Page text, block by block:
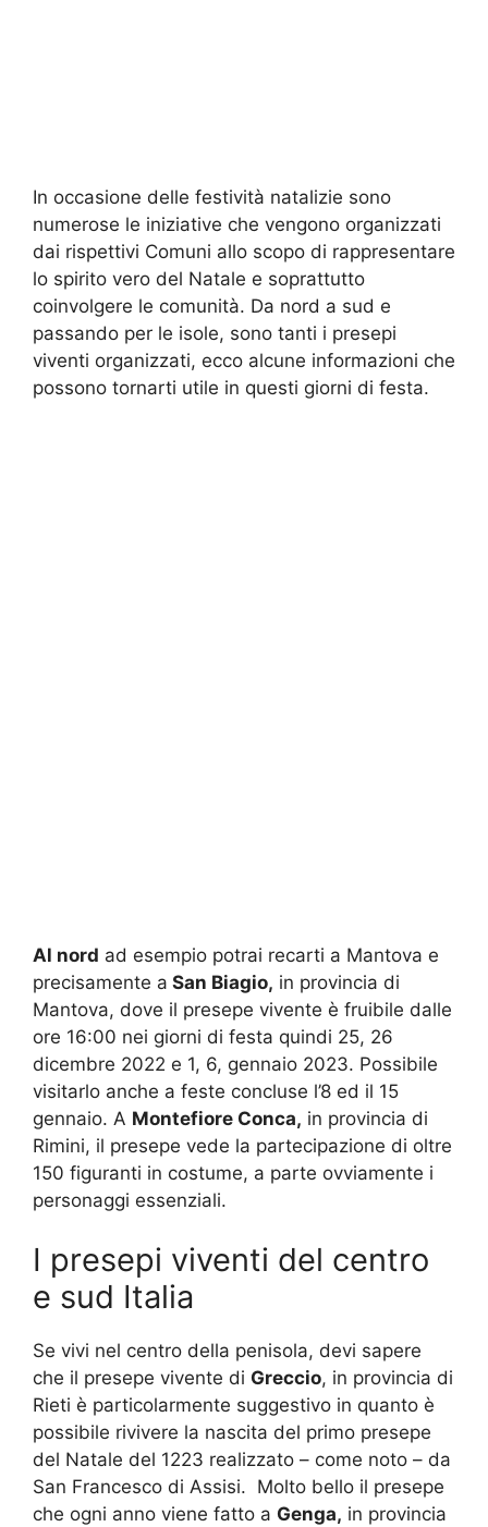
In occasione delle festività natalizie sono
numerose le iniziative che vengono organizzati
dai rispettivi Comuni allo scopo di rappresentare
lo spirito vero del Natale e soprattutto
coinvolgere le comunità. Da nord a sud e
passando per le isole, sono tanti i presepi
viventi organizzati, ecco alcune informazioni che
possono tornarti utile in questi giorni di festa.
Al nord ad esempio potrai recarti a Mantova e
precisamente a San Biagio, in provincia di
Mantova, dove il presepe vivente è fruibile dalle
ore 16:00 nei giorni di festa quindi 25, 26
dicembre 2022 e 1, 6, gennaio 2023. Possibile
visitarlo anche a feste concluse l’8 ed il 15
gennaio. A Montefiore Conca, in provincia di
Rimini, il presepe vede la partecipazione di oltre
150 figuranti in costume, a parte ovviamente i
personaggi essenziali.
I presepi viventi del centro
e sud Italia
Se vivi nel centro della penisola, devi sapere
che il presepe vivente di Greccio, in provincia di
Rieti è particolarmente suggestivo in quanto è
possibile rivivere la nascita del primo presepe
del Natale del 1223 realizzato – come noto – da
San Francesco di Assisi. Molto bello il presepe
che ogni anno viene fatto a Genga, in provincia